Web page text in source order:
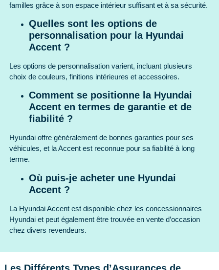
familles grâce à son espace intérieur suffisant et à sa sécurité.
Quelles sont les options de
personnalisation pour la Hyundai
Accent ?
Les options de personnalisation varient, incluant plusieurs
choix de couleurs, finitions intérieures et accessoires.
Comment se positionne la Hyundai
Accent en termes de garantie et de
fiabilité ?
Hyundai offre généralement de bonnes garanties pour ses
véhicules, et la Accent est reconnue pour sa fiabilité à long
terme.
Où puis-je acheter une Hyundai
Accent ?
La Hyundai Accent est disponible chez les concessionnaires
Hyundai et peut également être trouvée en vente d’occasion
chez divers revendeurs.